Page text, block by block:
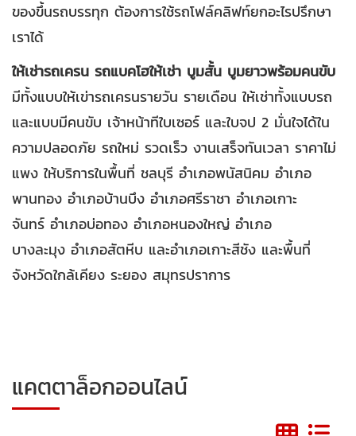
ของขึ้นรถบรรทุก ต้องการใช้รถโฟล์คลิฟท์ยกอะไรปรึกษา
เราได้
ให้เช่ารถเครน รถแบคโฮให้เช่า บูมสั้น บูมยาวพร้อมคนขับ
มีทั้งแบบให้เข่ารถเครนรายวัน รายเดือน ให้เช่าทั้งแบบรถ
และแบบมีคนขับ เจ้าหน้าทีใบเซอร์ และใบจป 2 มั่นใจได้ใน
ความปลอดภัย รถใหม่ รวดเร็ว งานเสร็จทันเวลา ราคาไม่
แพง ให้บริการในพื้นที่ ชลบุรี อำเภอพนัสนิคม อำเภอ
พานทอง อำเภอบ้านบึง อำเภอศรีราชา อำเภอเกาะ
จันทร์ อำเภอบ่อทอง อำเภอหนองใหญ่ อำเภอ
บางละมุง อำเภอสัตหีบ และอำเภอเกาะสีชัง และพื้นที่
จังหวัดใกล้เคียง ระยอง สมุทรปราการ
แคตตาล็อกออนไลน์